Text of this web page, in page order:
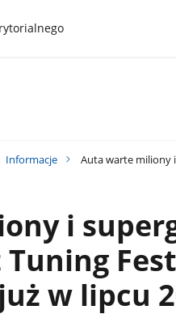
Informacje Auta warte miliony
i
w lipcu